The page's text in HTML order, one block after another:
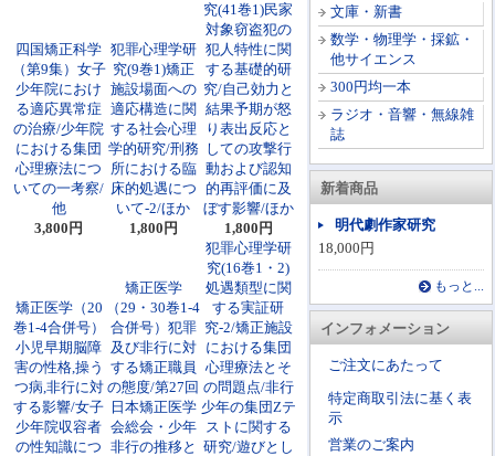
文庫・新書
数学・物理学・採鉱・
他サイエンス
300円均一本
ラジオ・音響・無線雑
誌
新着商品
明代劇作家研究
18,000円
もっと...
インフォメーション
ご注文にあたって
特定商取引法に基く表
示
営業のご案内
四国矯正科学
（第9集）女子
少年院におけ
る適応異常症
の治療/少年院
における集団
心理療法につ
いての一考察/
他
3,800円
犯罪心理学研
究(9巻1)矯正
施設場面への
適応構造に関
する社会心理
学的研究/刑務
所における臨
床的処遇につ
いて-2/ほか
1,800円
究(41巻1)民家
対象窃盗犯の
犯人特性に関
する基礎的研
究/自己効力と
結果予期が怒
り表出反応と
しての攻撃行
動および認知
的再評価に及
ぼす影響/ほか
1,800円
矯正医学（20
巻1-4合併号）
小児早期脳障
害の性格,操う
つ病,非行に対
する影響/女子
少年院収容者
の性知識につ
矯正医学
（29・30巻1-4
合併号）犯罪
及び非行に対
する矯正職員
の態度/第27回
日本矯正医学
会総会・少年
非行の推移と
犯罪心理学研
究(16巻1・2)
処遇類型に関
する実証研
究-2/矯正施設
における集団
心理療法とそ
の問題点/非行
少年の集団Zテ
ストに関する
研究/遊びとし